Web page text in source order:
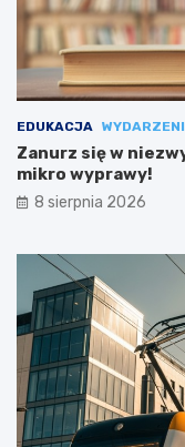
EDUKACJA
Zanurz się w
mikro wyprawy!
8 sierpnia 2026